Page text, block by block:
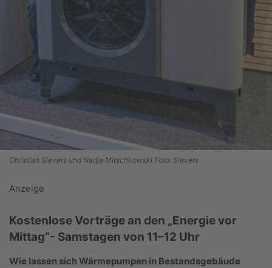
Christian Sievers und Nadja Mitschkowski Foto: Sievers
Anzeige
Kostenlose Vorträge an den „Energie vor
Mittag“- Samstagen von 11–12 Uhr
Wie lassen sich Wärmepumpen in Bestandsgebäude